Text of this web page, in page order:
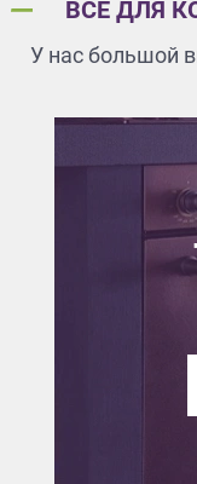
ВСЕ ДЛЯ
У нас большой